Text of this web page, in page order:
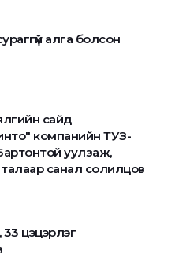
алга болсон
сайд
компанийн ТУЗ-
уулзаж,
санал солилцов
цэцэрлэг